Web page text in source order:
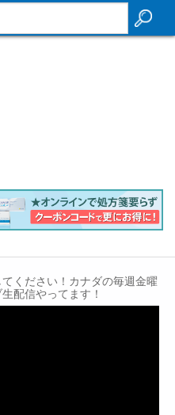
ください！カナダの毎週金曜
配信やってます！